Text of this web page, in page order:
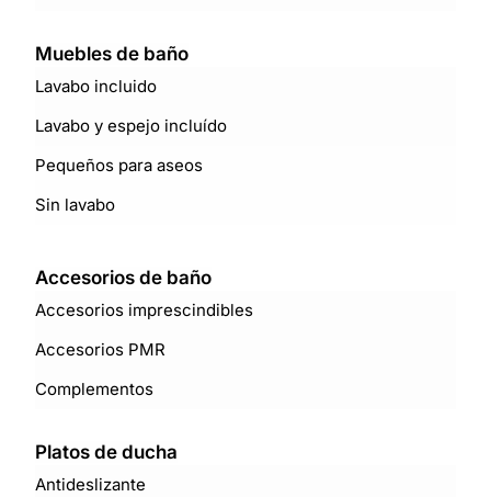
Muebles de baño
Lavabo incluido
Lavabo y espejo incluído
Pequeños para aseos
Sin lavabo
Accesorios de baño
Accesorios imprescindibles
Accesorios PMR
Complementos
Platos de ducha
Antideslizante